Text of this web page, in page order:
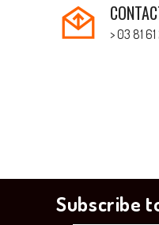
> 03 81
Subscribe